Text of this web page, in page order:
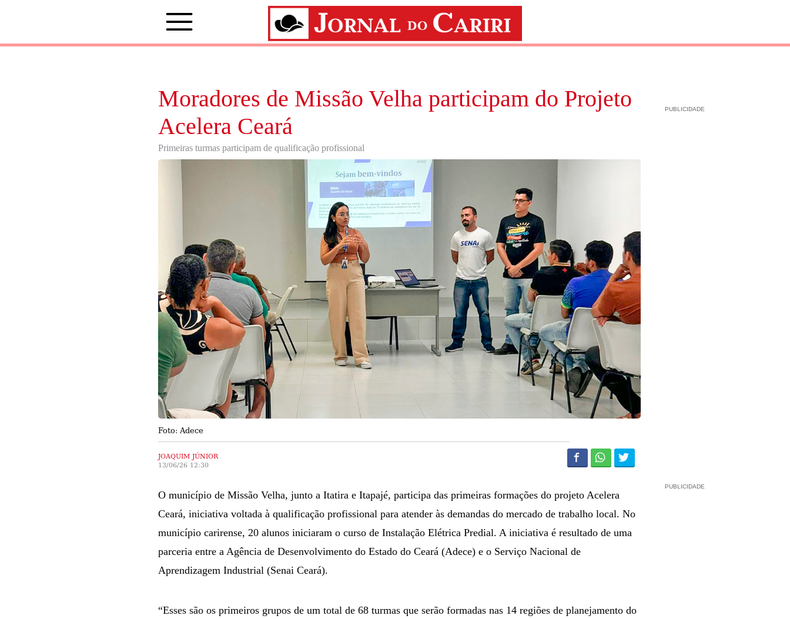
Moradores de Missão Velha participam do Projeto
Acelera Ceará
Primeiras turmas participam de qualificação profissional
Foto: Adece
JOAQUIM JÚNIOR
13/06/26 12:30
O município de Missão Velha, junto a Itatira e Itapajé, participa das primeiras formações do projeto Acelera
Ceará, iniciativa voltada à qualificação profissional para atender às demandas do mercado de trabalho local. No
município carirense, 20 alunos iniciaram o curso de Instalação Elétrica Predial. A iniciativa é resultado de uma
parceria entre a Agência de Desenvolvimento do Estado do Ceará (Adece) e o Serviço Nacional de
Aprendizagem Industrial (Senai Ceará).
“Esses são os primeiros grupos de um total de 68 turmas que serão formadas nas 14 regiões de planejamento do
PUBLICIDADE
PUBLICIDADE